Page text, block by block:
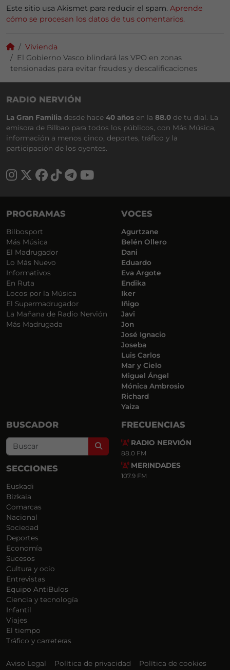
Este sitio usa Akismet para reducir el spam. Aprende
cómo se procesan los datos de tus comentarios.
Vivienda
El Gobierno Vasco blindará las VPO en zonas
tensionadas para evitar fraudes y descalificaciones
RADIO NERVIÓN
La Gran Familia desde hace 40 años en la 88.0 de tu dial. La
emisora de Bilbao para todos los públicos, con Más Música,
información a menos cinco, deportes, tráfico y la
participación de los oyentes.
PROGRAMAS
Bilbosport
Más Música
El Madrugador
Lo Más Nuevo
Informativos
En Ruta
Locos por la Música
El Supermadrugador
La Mañana de Radio Nervión
Más Madrugada
VOCES
Agurtzane
Belén Ollero
Dani
Eduardo
Eva Argote
Endika
Iker
Iñigo
Javi
Jon
José Ignacio
Joseba
Luis Carlos
Mar y Cielo
Miguel Ángel
Mónica Ambrosio
Richard
Yaiza
BUSCADOR
Search
SECCIONES
Euskadi
Bizkaia
Comarcas
Nacional
Sociedad
Deportes
Economía
Sucesos
Cultura y ocio
Entrevistas
Equipo AntiBulos
Ciencia y tecnología
Infantil
Viajes
El tiempo
Tráfico y carreteras
FRECUENCIAS
RADIO NERVIÓN
88.0 FM
MERINDADES
107.9 FM
Aviso Legal Política de privacidad Política de cookies